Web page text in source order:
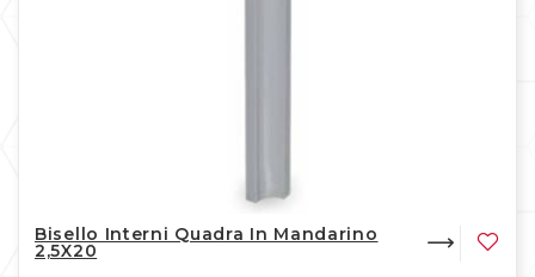
Bisello Interni Quadra In Mandarino
2,5X20